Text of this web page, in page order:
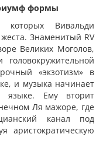
формы
Вивальди
Знаменитый RV
Великих Моголов,
«экзотизм» в
и музыка начинает
языке. Ему вторит
Ля мажоре, где
канал под
аристократическую